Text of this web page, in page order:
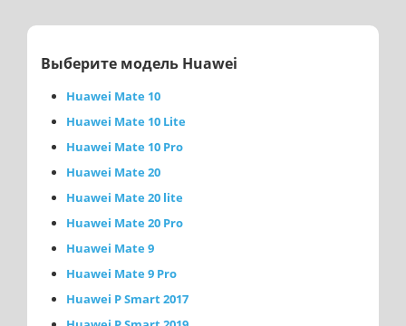
Выберите модель Huawei
Huawei Mate 10
Huawei Mate 10 Lite
Huawei Mate 10 Pro
Huawei Mate 20
Huawei Mate 20 lite
Huawei Mate 20 Pro
Huawei Mate 9
Huawei Mate 9 Pro
Huawei P Smart 2017